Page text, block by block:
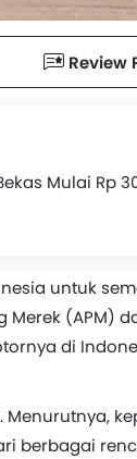
Review
Mulai Rp
untuk
Merek (APM)
di
Menurutnya,
berbagai